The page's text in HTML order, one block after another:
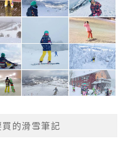
的滑雪筆記